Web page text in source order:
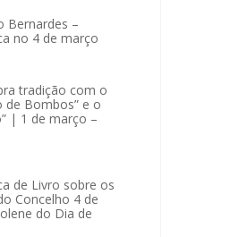
Bernardes –
no 4 de março
tradição com o
de Bombos” e o
| 1 de março –
de Livro sobre os
Concelho 4 de
do Dia de